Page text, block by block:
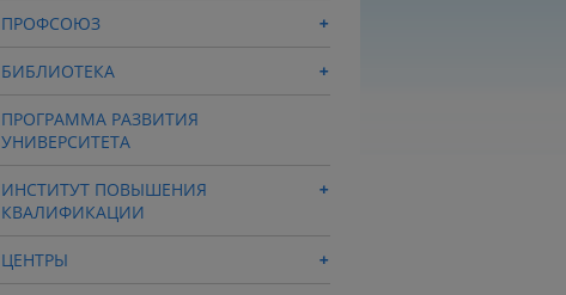
ПРОФСОЮЗ
БИБЛИОТЕКА
ПРОГРАММА РАЗВИТИЯ
УНИВЕРСИТЕТА
ИНСТИТУТ ПОВЫШЕНИЯ
КВАЛИФИКАЦИИ
ЦЕНТРЫ